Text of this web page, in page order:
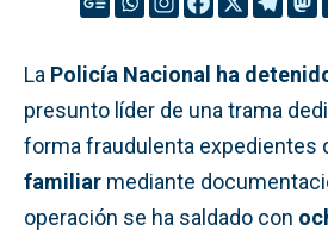
La Policía Nacional ha
presunto líder de una trama
forma fraudulenta expedientes
familiar mediante
operación se ha saldado con